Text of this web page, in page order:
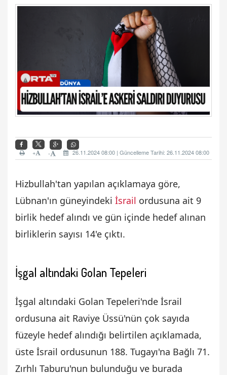
26.11.2024 08:00 | Güncelleme Tarihi: 26.11.2024 08:00
-
+
Hizbullah'tan yapılan açıklamaya göre,
Lübnan'ın güneyindeki İsrail ordusuna ait 9
birlik hedef alındı ve gün içinde hedef alınan
birliklerin sayısı 14'e çıktı.
İşgal altındaki Golan Tepeleri
İşgal altındaki Golan Tepeleri'nde İsrail
ordusuna ait Raviye Üssü'nün çok sayıda
füzeyle hedef alındığı belirtilen açıklamada,
üste İsrail ordusunun 188. Tugayı'na Bağlı 71.
Zırhlı Taburu'nun bulunduğu ve burada